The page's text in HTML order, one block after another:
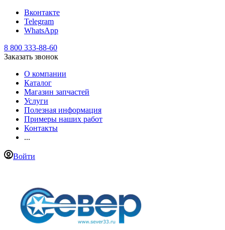
Вконтакте
Telegram
WhatsApp
8 800 333-88-60
Заказать звонок
О компании
Каталог
Магазин запчастей
Услуги
Полезная информация
Примеры наших работ
Контакты
...
Войти